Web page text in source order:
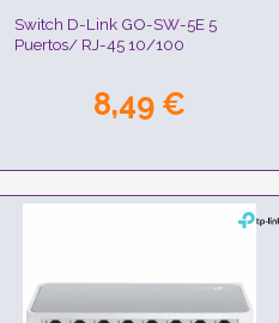
Switch D-Link GO-SW-5E 5
Puertos/ RJ-45 10/100
8,49 €